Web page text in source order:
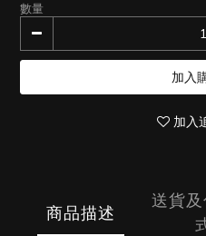
數量
加入
加入
商品描述
送貨